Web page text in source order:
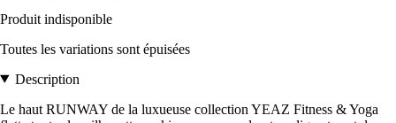
Produit indisponible
Toutes les variations sont épuisées
Description
Le haut RUNWAY de la luxueuse collection YEAZ Fitness & Yoga